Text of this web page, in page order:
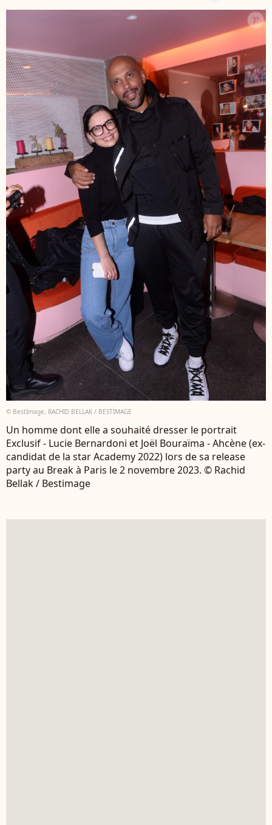
© BestImage, RACHID BELLAK / BESTIMAGE
Un homme dont elle a souhaité dresser le portrait
Exclusif - Lucie Bernardoni et Joël Bouraïma - Ahcène (ex-
candidat de la star Academy 2022) lors de sa release
party au Break à Paris le 2 novembre 2023. © Rachid
Bellak / Bestimage